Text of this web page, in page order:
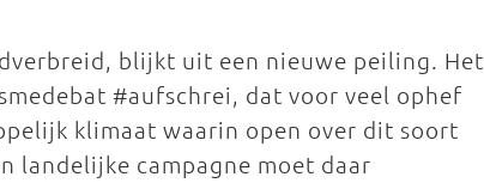
blijkt uit een nieuwe peiling. Het
#aufschrei, dat voor veel ophef
klimaat waarin open over dit soort
landelijke campagne moet daar